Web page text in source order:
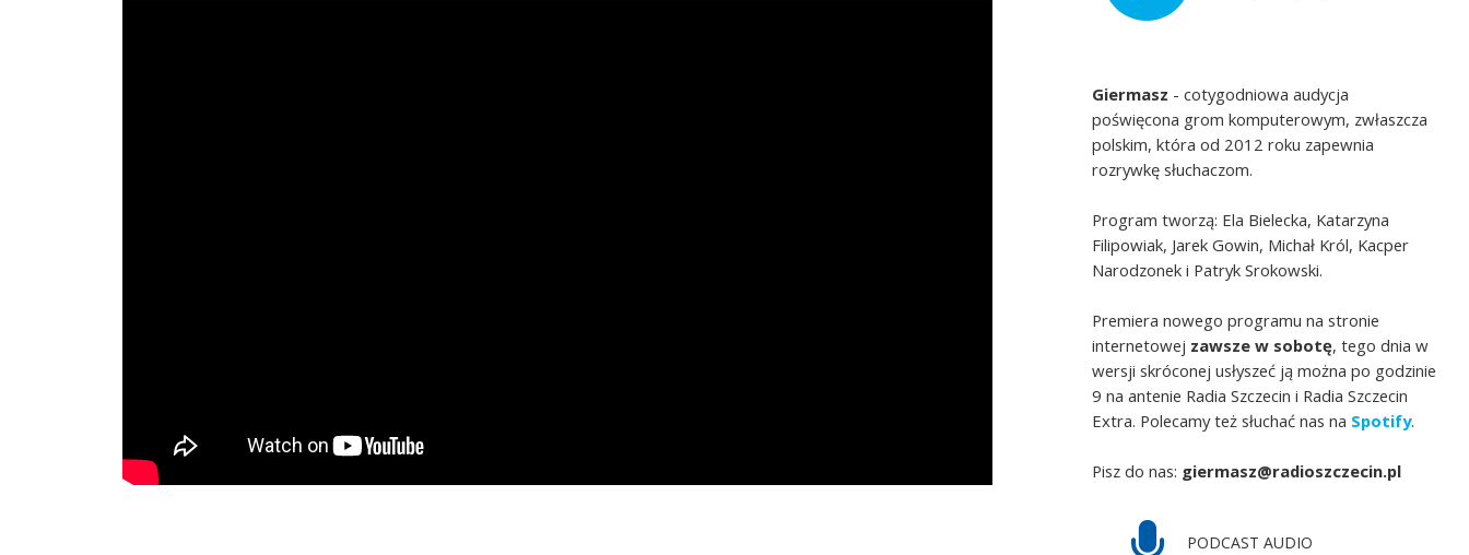
Giermasz - cotygodniowa audycja
poświęcona grom komputerowym, zwłaszcza
polskim, która od 2012 roku zapewnia
rozrywkę słuchaczom.
Program tworzą: Ela Bielecka, Katarzyna
Filipowiak, Jarek Gowin, Michał Król, Kacper
Narodzonek i Patryk Srokowski.
Premiera nowego programu na stronie
internetowej zawsze w sobotę, tego dnia w
wersji skróconej usłyszeć ją można po godzinie
9 na antenie Radia Szczecin i Radia Szczecin
Extra. Polecamy też słuchać nas na Spotify.
Pisz do nas: giermasz@radioszczecin.pl
PODCAST AUDIO